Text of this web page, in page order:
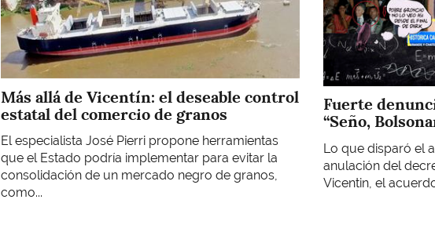
Más allá de Vicentín: el deseable control
estatal del comercio de granos
El especialista José Pierri propone herramientas
que el Estado podría implementar para evitar la
consolidación de un mercado negro de granos,
como...
Fuerte
“Seño,
Lo que disparó el
anulación del
Vicentin, el